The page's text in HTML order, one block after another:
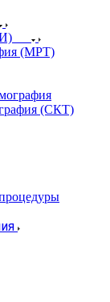
(МРТ)
(СКТ)